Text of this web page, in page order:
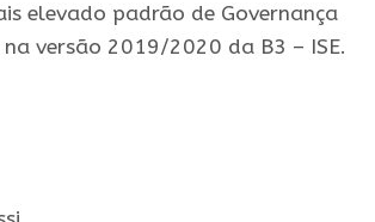
elevado padrão de Governança
na versão 2019/2020 da B3 – ISE.